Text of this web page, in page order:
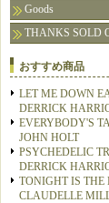
Goods
THANKS SOLD
おすすめ商品
LET ME DOWN
DERRICK
EVERYBODY'S
JOHN HOLT
PSYCHEDELIC
DERRICK
TONIGHT IS THE
CLAUDELLE